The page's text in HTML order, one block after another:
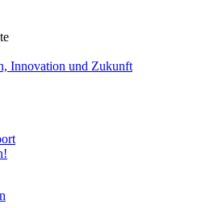
Innovation und Zukunft